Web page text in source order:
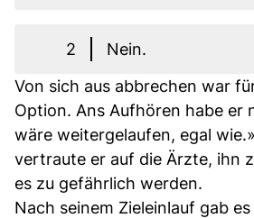
2
Nein.
Von sich aus abbrechen war
Option. Ans Aufhören habe er
wäre weitergelaufen, egal
vertraute er auf die Ärzte, ihn
es zu gefährlich werden.
Nach seinem Zieleinlauf gab